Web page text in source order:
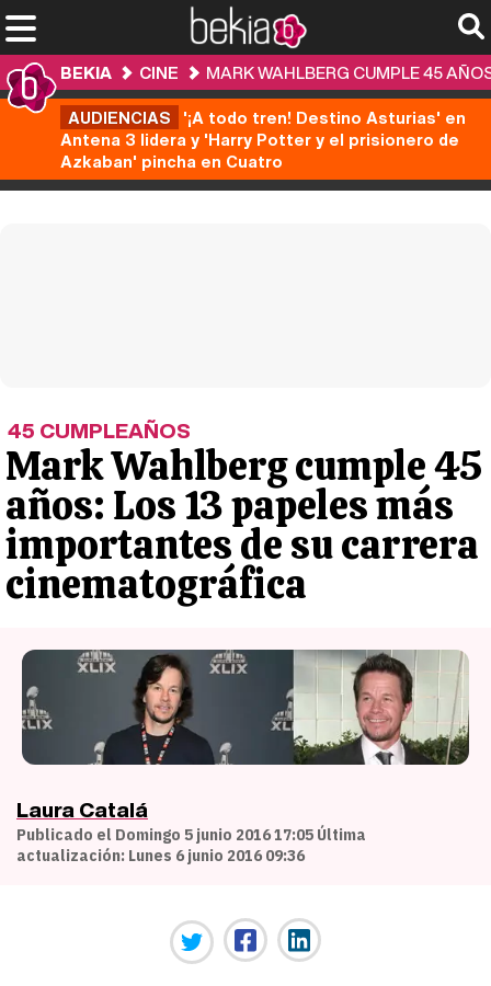
BEKIA CINE
MARK WAHLBERG CUMPLE 45
AUDIENCIAS '¡A todo tren! Destino Asturias' en
Antena 3 lidera y 'Harry Potter y el prisionero de
Azkaban' pincha en Cuatro
45 CUMPLEAÑOS
Mark Wahlberg cumple 45
años: Los 13 papeles más
importantes de su carrera
cinematográfica
Laura Catalá
Publicado el Domingo 5 junio 2016 17:05 Última
actualización: Lunes 6 junio 2016 09:36